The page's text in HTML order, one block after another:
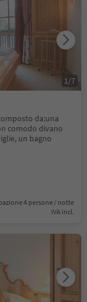
da:una
comodo divano
un bagno
4 persone / notte
IVA incl.
1/7